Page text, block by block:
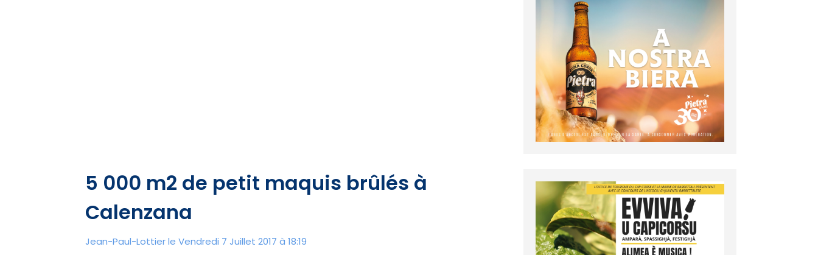
5 000 m2 de petit maquis brûlés à
Calenzana
Jean-Paul-Lottier le Vendredi 7 Juillet 2017 à 18:19